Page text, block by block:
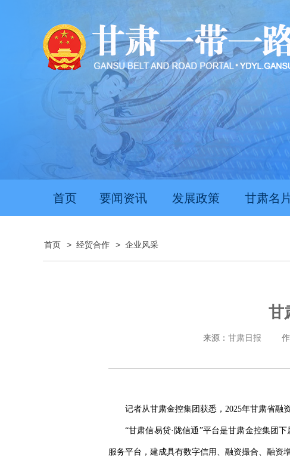
首页 要闻资讯 发展政策 甘肃名
首页 > 经贸合作 > 企业风采
甘
来源： 甘肃日报
记者从甘肃金控集团获悉，2025年甘肃省融
“甘肃信易贷·陇信通”平台是甘肃金控集团
服务平台，建成具有数字信用、融资撮合、融资